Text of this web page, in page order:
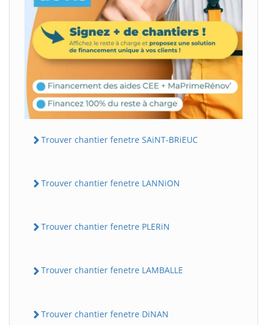
Trouver chantier fenetre SAiNT-BRiEUC
Trouver chantier fenetre LANNiON
Trouver chantier fenetre PLERiN
Trouver chantier fenetre LAMBALLE
Trouver chantier fenetre DiNAN